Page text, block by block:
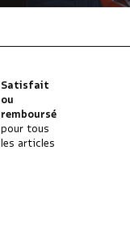
Satisfait
ou
remboursé
pour tous
les articles